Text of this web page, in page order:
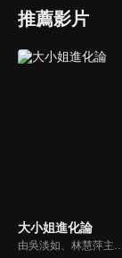
推薦影片
大小姐進化論